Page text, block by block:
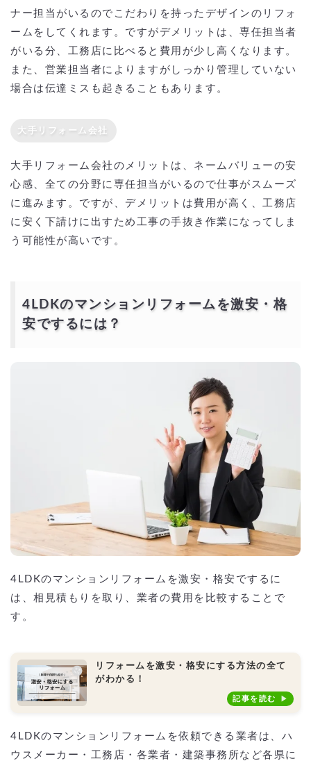
ナー担当がいるのでこだわりを持ったデザインのリフォ
ームをしてくれます。ですがデメリットは、専任担当者
がいる分、工務店に比べると費用が少し高くなります。
また、営業担当者によりますがしっかり管理していない
場合は伝達ミスも起きることもあります。
大手リフォーム会社
大手リフォーム会社のメリットは、ネームバリューの安
心感、全ての分野に専任担当がいるので仕事がスムーズ
に進みます。ですが、デメリットは費用が高く、工務店
に安く下請けに出すため工事の手抜き作業になってしま
う可能性が高いです。
4LDKのマンションリフォームを激安・格
安でするには？
4LDKのマンションリフォームを激安・格安でするに
は、相見積もりを取り、業者の費用を比較することで
す。
リフォームを激安・格安にする方法の全て
がわかる！
記事を読む
4LDKのマンションリフォームを依頼できる業者は、ハ
ウスメーカー・工務店・各業者・建築事務所など各県に